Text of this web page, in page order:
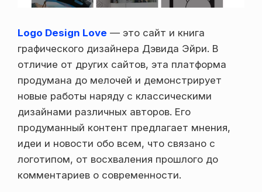
Logo Design Love — это сайт и книга
графического дизайнера Дэвида Эйри. В
отличие от других сайтов, эта платформа
продумана до мелочей и демонстрирует
новые работы наряду с классическими
дизайнами различных авторов. Его
продуманный контент предлагает мнения,
идеи и новости обо всем, что связано с
логотипом, от восхваления прошлого до
комментариев о современности.